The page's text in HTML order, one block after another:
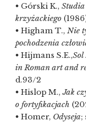
• Górski K.,
krzyżackiego
• Higham T., Nie
pochodzenia
• Hijmans S.E.,Sol
in Roman art and
d.93/2
• Hislop M.,Jak
o fortyfikacjach
• Homer, Odyseja;